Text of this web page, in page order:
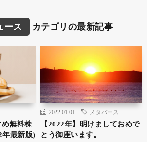
ース カテゴリの最新記事
め無料株
年最新版)
2022.01.01 メタバース
【2022年】明けましておめで
とう御座います。